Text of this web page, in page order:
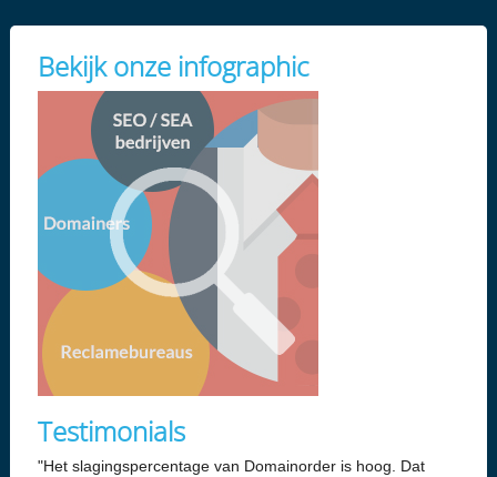
Bekijk onze infographic
Testimonials
"Het slagingspercentage van Domainorder is hoog. Dat